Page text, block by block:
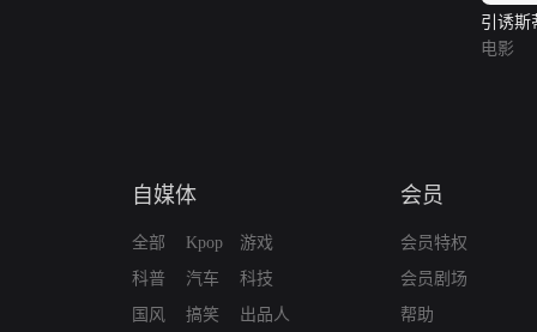
引诱斯
电影
自媒体
全部
科普
国风
Kpop
汽车
搞笑
游戏
科技
出品人
会员
会员特权
会员剧场
帮助